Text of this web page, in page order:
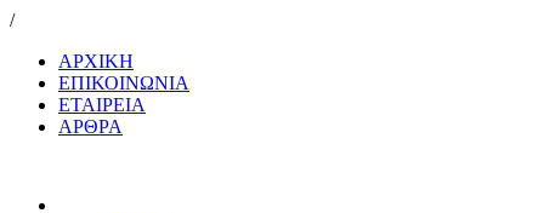
/
ΑΡΧΙΚΗ
ΕΠΙΚΟΙΝΩΝΙΑ
ΕΤΑΙΡΕΙΑ
ΑΡΘΡΑ